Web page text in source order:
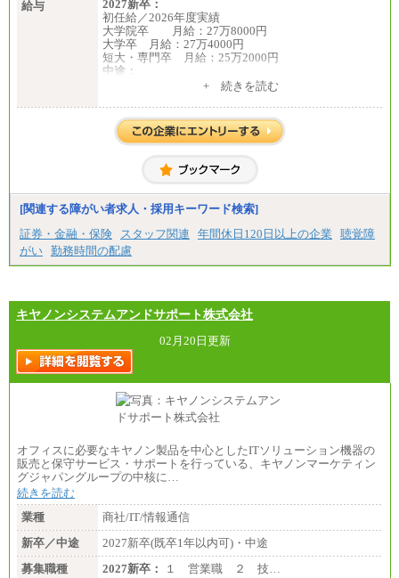
給与
2027新卒：
初任給／2026年度実績
大学院卒 月給：27万8000円
大学卒 月給：27万4000円
短大・専門卒 月給：25万2000円
中途：
※職務経験等を考慮し決定いたします。
※試用期間中も給与に変更はございません
+ 続きを読む
[関連する障がい者求人・採用キーワード検索]
証券・金融・保険
スタッフ関連 年間休日120日以上の企業
聴覚障
がい 勤務時間の配慮
キヤノンシステムアンドサポート株式会社
02月20日更新
オフィスに必要なキヤノン製品を中心としたITソリューション機器の
販売と保守サービス・サポートを行っている、キヤノンマーケティン
グジャパングループの中核に…
続きを読む
業種
商社/IT/情報通信
新卒／中途
2027新卒(既卒1年以内可)・中途
募集職種
2027新卒：
１ 営業職 ２ 技…